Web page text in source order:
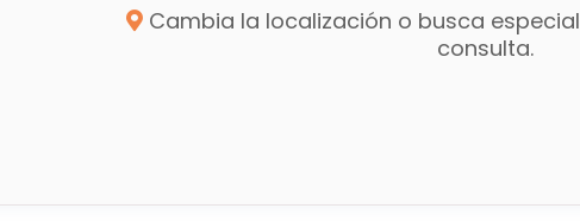
Cambia la localización o busca
consulta.